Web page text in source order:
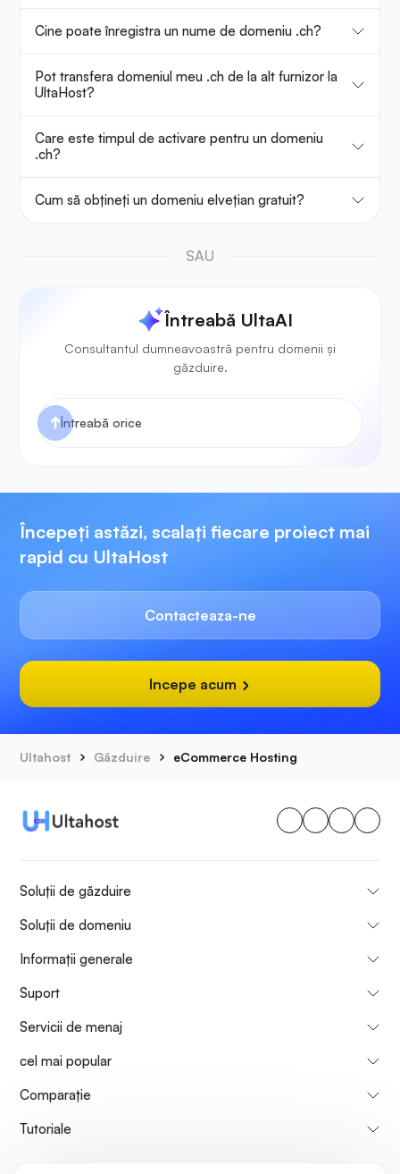
Cine poate înregistra un nume de domeniu .ch?
Pot transfera domeniul meu .ch de la alt furnizor la
UltaHost?
Care este timpul de activare pentru un domeniu
.ch?
Cum să obțineți un domeniu elvețian gratuit?
SAU
Întreabă UltaAI
Consultantul dumneavoastră pentru domenii și
găzduire.
Începeți astăzi, scalați fiecare proiect mai
rapid cu UltaHost
Contacteaza-ne
Incepe acum
Ultahost Găzduire eCommerce Hosting
Soluții de găzduire
Soluții de domeniu
Informații generale
Suport
Servicii de menaj
cel mai popular
Comparaţie
Tutoriale